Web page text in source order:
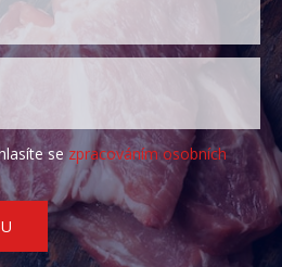
sezpracováním osobních